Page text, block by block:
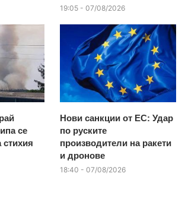
19:05 - 07/08/2026
се
стихия
Нови санкции от ЕС: Удар
по руските
производители на ракети
и дронове
18:40 - 07/08/2026